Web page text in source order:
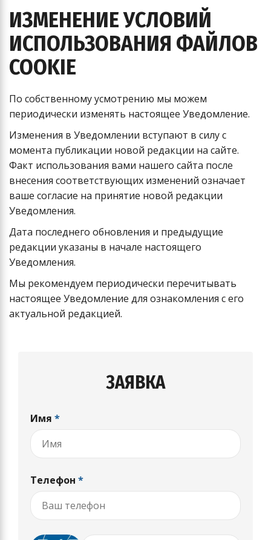
ИЗМЕНЕНИЕ УСЛОВИЙ
ИСПОЛЬЗОВАНИЯ ФАЙЛОВ
COOKIE
По собственному усмотрению мы можем
периодически изменять настоящее Уведомление.
Изменения в Уведомлении вступают в силу с
момента публикации новой редакции на сайте.
Факт использования вами нашего сайта после
внесения соответствующих изменений означает
ваше согласие на принятие новой редакции
Уведомления.
Дата последнего обновления и предыдущие
редакции указаны в начале настоящего
Уведомления.
Мы рекомендуем периодически перечитывать
настоящее Уведомление для ознакомления с его
актуальной редакцией.
ЗАЯВКА
Имя *
Телефон *